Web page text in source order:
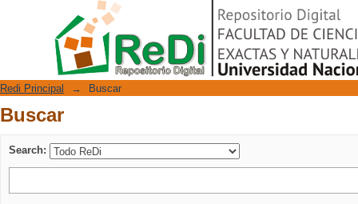
Repositorio Digital
Redi Principal → Buscar
Buscar
Search: